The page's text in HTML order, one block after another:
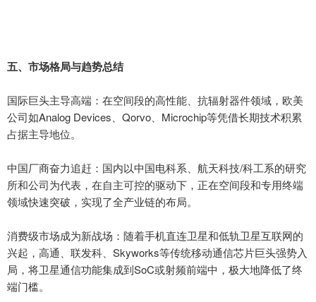
五、 市场格局与趋势总结
国际巨头主导高端：在空间段的高性能、抗辐射器件领域，欧美
公司如Analog Devices Qorvo Microchip等凭借长期技术积累
占据主导地位。
中国厂商奋力追赶：国内以中国电科系、航天科技/科工系的研究
所和公司为代表，在自主可控的驱动下，正在空间段和专用终端
领域快速突破，实现了全产业链的布局。
消费级市场成为新战场：随着手机直连卫星和低轨卫星互联网的
兴起，高通、联发科、 Skyworks等传统移动通信芯片巨头强势入
局，将卫星通信功能集成到SoC或射频前端中，极大地降低了终
端门槛。